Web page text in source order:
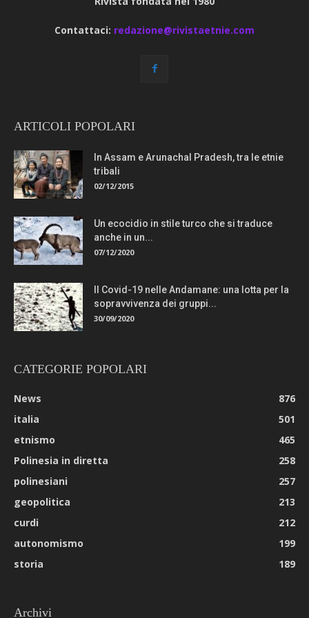
Contattaci: redazione@rivistaetnie.com
ARTICOLI POPOLARI
In Assam e Arunachal Pradesh, tra le etnie
tribali
02/12/2015
Un ecocidio in stile turco che si traduce
anche in un...
07/12/2020
Il Covid-19 nelle Andamane: una lotta per la
sopravvivenza dei gruppi...
30/09/2020
CATEGORIE POPOLARI
News
876
italia
501
etnismo
465
Polinesia in diretta
258
polinesiani
257
geopolitica
213
curdi
212
autonomismo
199
storia
189
Archivi